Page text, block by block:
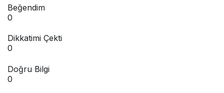
Beğendim
0
Dikkatimi Çekti
0
Doğru Bilgi
0